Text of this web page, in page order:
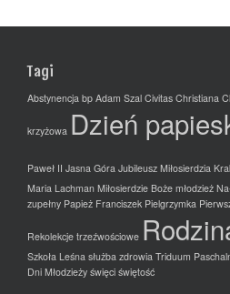
Tagi
Abstynencja bp Adam Szal Civitas Christiana
krzyżowa Dzień
Paweł II Jasna Góra Jubileusz Miłosierdzia
Maria Lachman Miłosierdzie Boże młodzież
zupełny Papież Franciszek Pielgrzymka
Rekolekcje trzeźwościowe
Szkoła Leśna służba zdrowia Triduum
Dni Młodzieży święci świętość